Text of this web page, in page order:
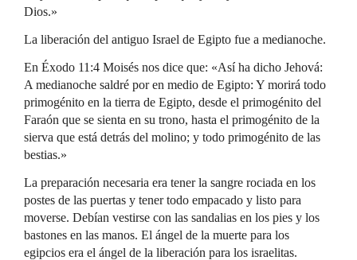
Dios.»
La liberación del antiguo Israel de Egipto fue a medianoche.
En Éxodo 11:4 Moisés nos dice que: «Así ha dicho Jehová:
A medianoche saldré por en medio de Egipto: Y morirá todo
primogénito en la tierra de Egipto, desde el primogénito del
Faraón que se sienta en su trono, hasta el primogénito de la
sierva que está detrás del molino; y todo primogénito de las
bestias.»
La preparación necesaria era tener la sangre rociada en los
postes de las puertas y tener todo empacado y listo para
moverse. Debían vestirse con las sandalias en los pies y los
bastones en las manos. El ángel de la muerte para los
egipcios era el ángel de la liberación para los israelitas.